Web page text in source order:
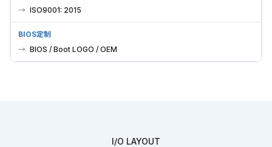
ISO9001: 2015
BIOS定制
BIOS / Boot LOGO / OEM
I/O LAYOUT